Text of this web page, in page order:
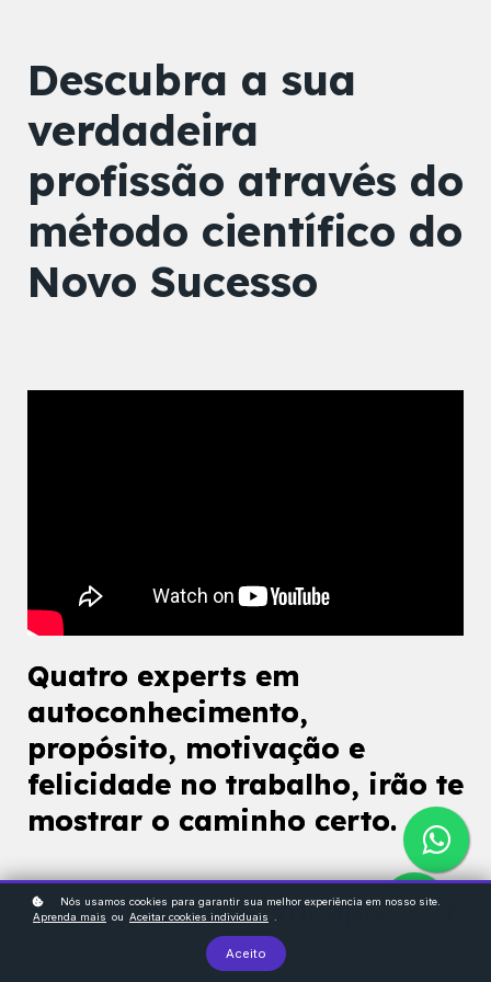
Descubra a sua
verdadeira
profissão através do
método científico do
Novo Sucesso
Quatro experts em
autoconhecimento,
propósito, motivação e
felicidade no trabalho, irão te
mostrar o caminho certo.
Com quem você vai aprender
Nós usamos cookies para garantir sua melhor experiência em nosso site.
Aprenda mais ou Aceitar cookies individuais
Aceito